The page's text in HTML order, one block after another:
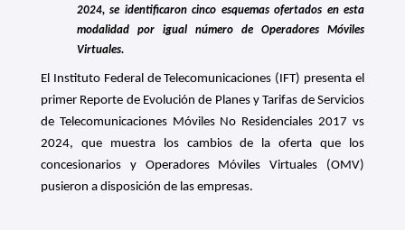
2024, se identificaron cinco esquemas ofertados en esta
modalidad por igual número de Operadores Móviles
Virtuales.
El Instituto Federal de Telecomunicaciones (IFT) presenta el
primer Reporte de Evolución de Planes y Tarifas de Servicios
de Telecomunicaciones Móviles No Residenciales 2017 vs
2024, que muestra los cambios de la oferta que los
concesionarios y Operadores Móviles Virtuales (OMV)
pusieron a disposición de las empresas.